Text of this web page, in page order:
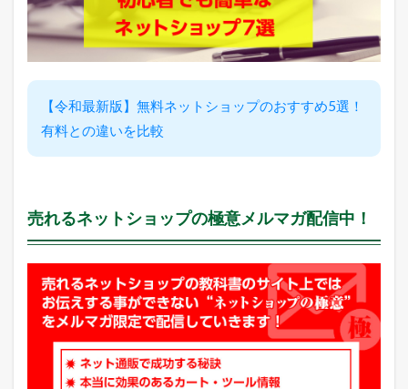
【令和最新版】無料ネットショップのおすすめ5選！
有料との違いを比較
売れるネットショップの極意メルマガ配信中！